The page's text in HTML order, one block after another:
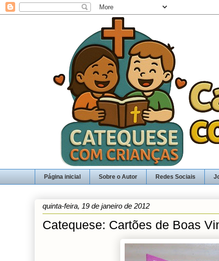
Página inicial Sobre o Autor Redes Sociais
quinta-feira, 19 de janeiro de 2012
Catequese: Cartões de Boas